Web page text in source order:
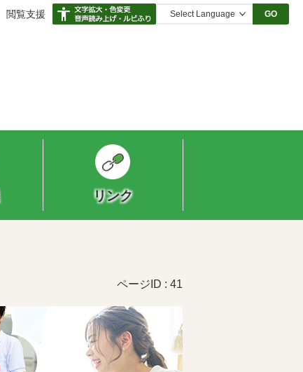
閲覧支援 GO
リンク
ページID : 41